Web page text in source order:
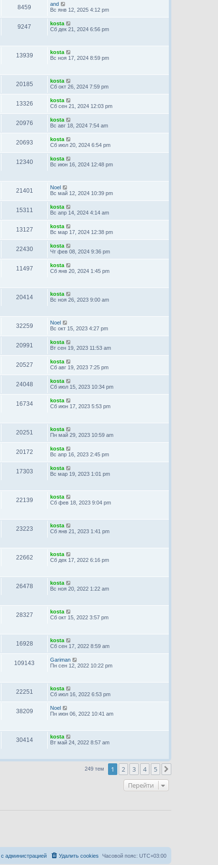
8459
and
Вс янв 12, 2025 4:12 pm
9247
kosta
Сб дек 21, 2024 6:56 pm
13939
kosta
Вс ноя 17, 2024 8:59 pm
20185
kosta
Сб окт 26, 2024 7:59 pm
13326
kosta
Сб сен 21, 2024 12:03 pm
20976
kosta
Вс авг 18, 2024 7:54 am
20693
kosta
Сб июл 20, 2024 6:54 pm
12340
kosta
Вс июн 16, 2024 12:48 pm
21401
Noel
Вс май 12, 2024 10:39 pm
15311
kosta
Вс апр 14, 2024 4:14 am
13127
kosta
Вс мар 17, 2024 12:38 pm
22430
kosta
Чт фев 08, 2024 9:36 pm
11497
kosta
Сб янв 20, 2024 1:45 pm
20414
kosta
Вс ноя 26, 2023 9:00 am
32259
Noel
Вс окт 15, 2023 4:27 pm
20991
kosta
Вт сен 19, 2023 11:53 am
20527
kosta
Сб авг 19, 2023 7:25 pm
24048
kosta
Сб июл 15, 2023 10:34 pm
16734
kosta
Сб июн 17, 2023 5:53 pm
20251
kosta
Пн май 29, 2023 10:59 am
20172
kosta
Вс апр 16, 2023 2:45 pm
17303
kosta
Вс мар 19, 2023 1:01 pm
22139
kosta
Сб фев 18, 2023 9:04 pm
23223
kosta
Сб янв 21, 2023 1:41 pm
22662
kosta
Сб дек 17, 2022 6:16 pm
26478
kosta
Вс ноя 20, 2022 1:22 am
28327
kosta
Сб окт 15, 2022 3:57 pm
16928
kosta
Сб сен 17, 2022 8:59 am
109143
Gariman
Пн сен 12, 2022 10:22 pm
22251
kosta
Сб июл 16, 2022 6:53 pm
38209
Noel
Пн июн 06, 2022 10:41 am
30414
kosta
Вт май 24, 2022 8:57 am
249 тем 1 2 3 4 5
Перейти
Часовой пояс: UTC+03:00
Удалить cookies
администрацией